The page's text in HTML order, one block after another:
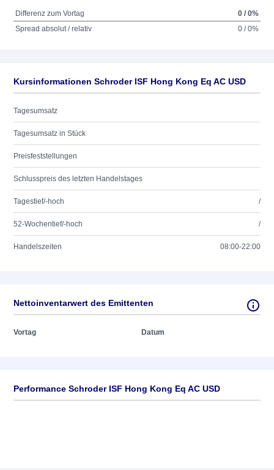
Differenz zum Vortag
0 / 0%
Spread absolut / relativ
0 / 0%
Kursinformationen Schroder ISF Hong Kong Eq AC USD
Tagesumsatz
Tagesumsatz in Stück
Preisfeststellungen
Schlusspreis des letzten Handelstages
Tagestief/-hoch /
52-Wochentief/-hoch /
Handelszeiten 08:00-22:00
Nettoinventarwert des Emittenten
Vortag Datum
Performance Schroder ISF Hong Kong Eq AC USD